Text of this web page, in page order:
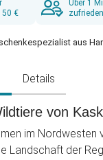
50 €
Über 1
aus
Details
von
im Nordwesten
Landschaft der